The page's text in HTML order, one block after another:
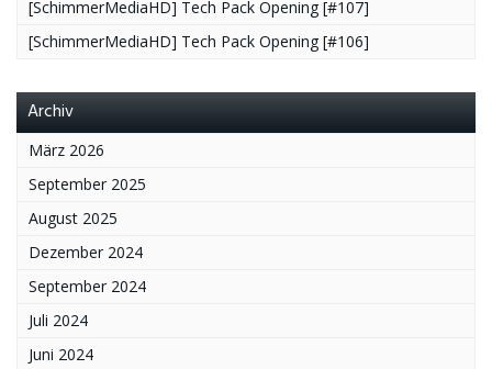
[SchimmerMediaHD] Tech Pack Opening [#107]
[SchimmerMediaHD] Tech Pack Opening [#106]
Archiv
März 2026
September 2025
August 2025
Dezember 2024
September 2024
Juli 2024
Juni 2024